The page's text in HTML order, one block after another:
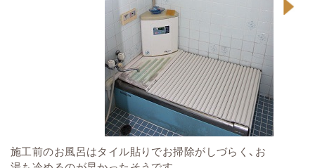
施工前のお風呂はタイル貼りでお掃除がしづらく、お